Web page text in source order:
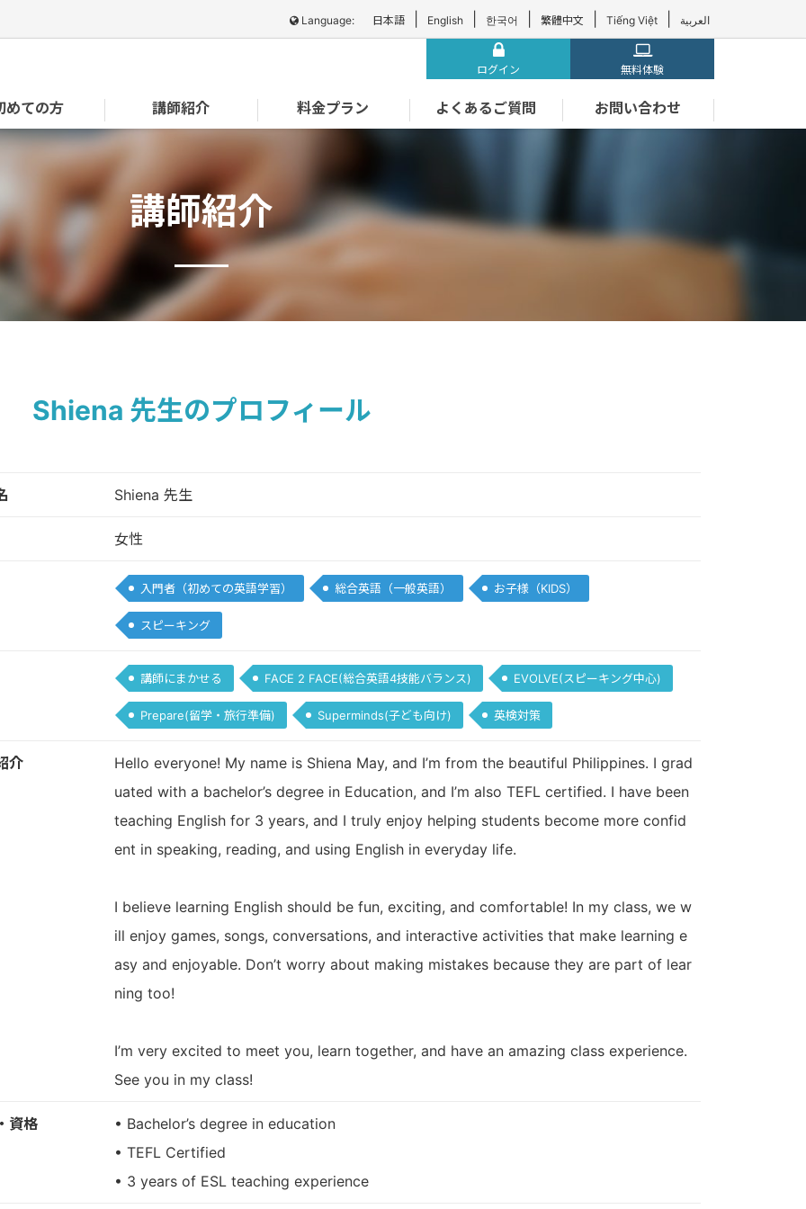
Language: 日本語 English 한국어 繁體中文 Tiếng Việt العربية
ログイン 無料体験
めての方 講師紹介 料金プラン よくあるご質問 お問い合わせ
講師紹介
Shiena 先生のプロフィール
Shiena 先生
女性
入門者（初めての英語学習） 総合英語（一般英語） お子様（KIDS）
スピーキング
講師にまかせる FACE 2 FACE(総合英語4技能バランス) EVOLVE(スピーキング中心)
Prepare(留学・旅行準備) Superminds(子ども向け) 英検対策
介
Hello everyone! My name is Shiena May, and I’m from the beautiful Philippines. I grad
uated with a bachelor’s degree in Education, and I’m also TEFL certified. I have been
teaching English for 3 years, and I truly enjoy helping students become more confid
ent in speaking, reading, and using English in everyday life.
I believe learning English should be fun, exciting, and comfortable! In my class, we w
ill enjoy games, songs, conversations, and interactive activities that make learning e
asy and enjoyable. Don’t worry about making mistakes because they are part of lear
ning too!
I’m very excited to meet you, learn together, and have an amazing class experience.
See you in my class!
資格
• Bachelor’s degree in education
• TEFL Certified
• 3 years of ESL teaching experience